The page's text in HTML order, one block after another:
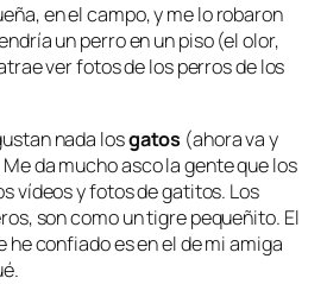
en el campo, y me lo robaron
un perro en un piso (el olor,
ver fotos de los perros de los
nada losgatos (ahora va y
damuchoasco la gente que los
vídeos y fotos de gatitos. Los
son como un tigre pequeñito. El
he confiado es en el de mi amiga